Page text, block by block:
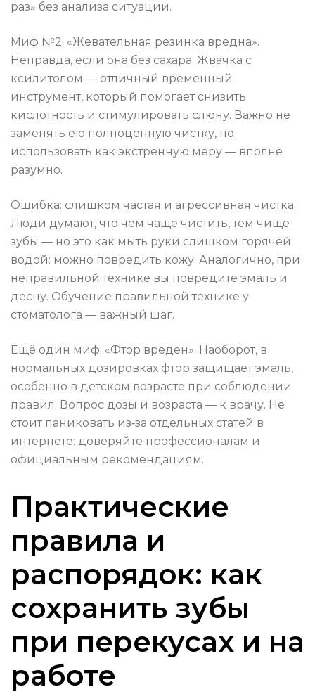
раз» без анализа ситуации.
Миф №2: «Жевательная резинка вредна».
Неправда, если она без сахара. Жвачка с
ксилитолом — отличный временный
инструмент, который помогает снизить
кислотность и стимулировать слюну. Важно не
заменять ею полноценную чистку, но
использовать как экстренную меру — вполне
разумно.
Ошибка: слишком частая и агрессивная чистка.
Люди думают, что чем чаще чистить, тем чище
зубы — но это как мыть руки слишком горячей
водой: можно повредить кожу. Аналогично, при
неправильной технике вы повредите эмаль и
десну. Обучение правильной технике у
стоматолога — важный шаг.
Ещё один миф: «Фтор вреден». Наоборот, в
нормальных дозировках фтор защищает эмаль,
особенно в детском возрасте при соблюдении
правил. Вопрос дозы и возраста — к врачу. Не
стоит паниковать из‑за отдельных статей в
интернете: доверяйте профессионалам и
официальным рекомендациям.
Практические
правила и
распорядок: как
сохранить зубы
при перекусах и на
работе